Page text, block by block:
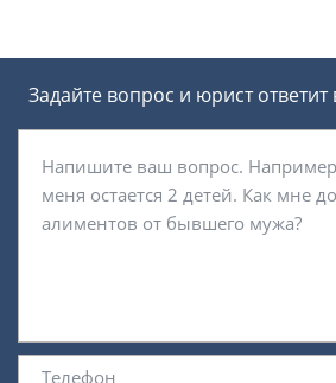
Задайте вопрос и юрист ответит